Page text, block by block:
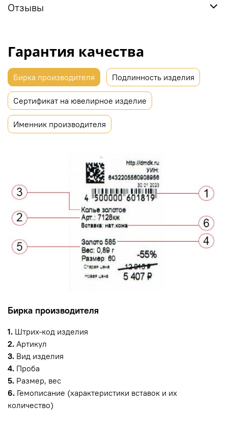
Отзывы
Гарантия качества
Бирка производителя Подлинность изделия
Сертификат на ювелирное изделие
Именник производителя
Бирка производителя
1. Штрих-код изделия
2. Артикул
3. Вид изделия
4. Проба
5. Размер, вес
6. Гемописание (характеристики вставок и их
количество)